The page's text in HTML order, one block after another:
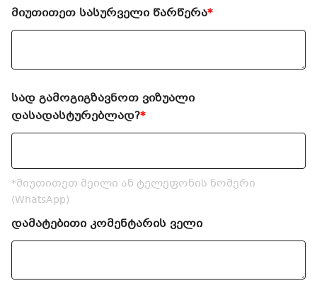
მიუთითეთ სასურველი წარწერა*
სად გამოგიგზავნოთ ვიზუალი
დასადასტურებლად?*
*მიუთითეთ მეილი ან ტელეფონის ნომერი
(WhatsApp)
დამატებითი კომენტარის ველი